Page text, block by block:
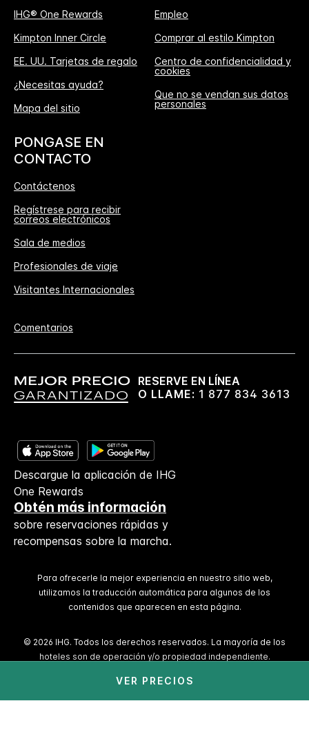
VER PRECIOS
IHG® One Rewards
Kimpton Inner Circle
EE. UU. Tarjetas de regalo
¿Necesitas ayuda?
Mapa del sitio
Empleo
Comprar al estilo Kimpton
Centro de confidencialidad y
cookies
Que no se vendan sus datos
personales
PONGASE EN
CONTACTO
Contáctenos
Regístrese para recibir
correos electrónicos
Sala de medios
Profesionales de viaje
Visitantes Internacionales
Comentarios
RESERVE EN LÍNEA
O LLAME: 1 877 834 3613
Descargue la aplicación de IHG
One Rewards
Obtén más información
sobre reservaciones rápidas y
recompensas sobre la marcha.
Para ofrecerle la mejor experiencia en nuestro sitio web,
utilizamos la traducción automática para algunos de los
contenidos que aparecen en esta página.
© 2026 IHG. Todos los derechos reservados. La mayoría de los
hoteles son de operación y/o propiedad independiente.